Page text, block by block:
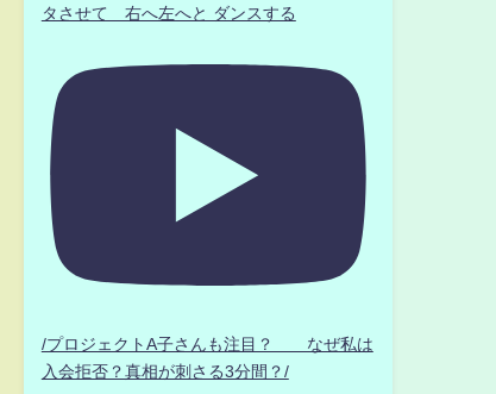
タさせて 右へ左へと ダンスする
/プロジェクトA子さんも注目？ なぜ私は
入会拒否？真相が刺さる3分間？/